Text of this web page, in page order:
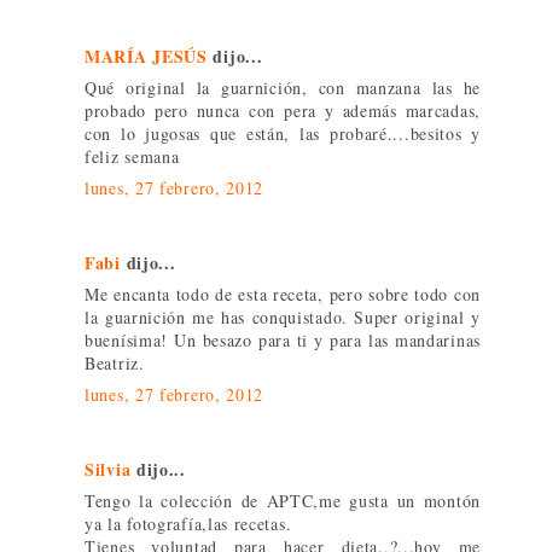
MARÍA JESÚS dijo...
Qué original la guarnición, con manzana las he
probado pero nunca con pera y además marcadas,
con lo jugosas que están, las probaré....besitos y
feliz semana
lunes, 27 febrero, 2012
Fabi dijo...
Me encanta todo de esta receta, pero sobre todo con
la guarnición me has conquistado. Super original y
buenísima! Un besazo para ti y para las mandarinas
Beatriz.
lunes, 27 febrero, 2012
Silvia dijo...
Tengo la colección de APTC,me gusta un montón
ya la fotografía,las recetas.
Tienes voluntad para hacer dieta..?...hoy me